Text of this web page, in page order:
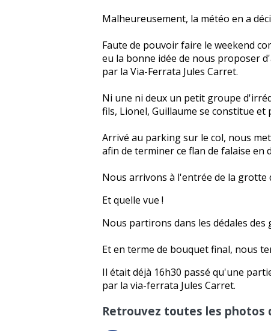
Malheureusement, la météo en a
Faute de pouvoir faire le weekend
eu la bonne idée de nous proposer
par la Via-Ferrata Jules Carret.
Ni une ni deux un petit groupe
fils, Lionel, Guillaume se constitue
Arrivé au parking sur le col, nous
afin de terminer ce flan de falaise en
Nous arrivons à l'entrée de la grotte
Et quelle vue !
Nous partirons dans les dédales
Et en terme de bouquet final, nous
Il était déjà 16h30 passé qu'une
par la via-ferrata Jules Carret.
Retrouvez toutes les